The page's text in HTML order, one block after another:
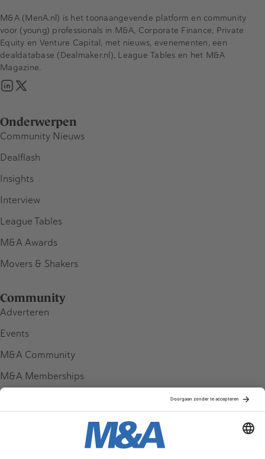
Onderwerpen
Community Nieuws
Dealflash
Insights
Interview
League Tables
M&A Awards
Movers & Shakers
Community
Adverteren
Events
M&A Community
M&A Memberships
M&A (MenA.nl) is het toonaangevende platform en community
voor (young) professionals in M&A, Corporate Finance, Private
Equity en Venture Capital, met nieuws, evenementen, een
dealdatabase (Dealmaker.nl), League Tables en het M&A
Magazine.